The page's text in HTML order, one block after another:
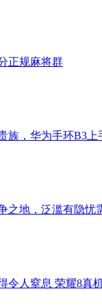
正规麻将群
族，华为手环B3上
之地，泛滥有隐忧
令人窒息 荣耀8真